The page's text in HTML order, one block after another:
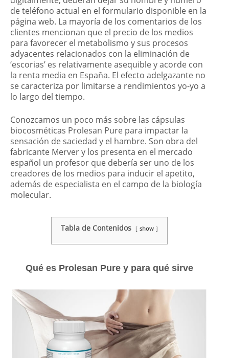
de teléfono actual en el formulario disponible en la
página web. La mayoría de los comentarios de los
clientes mencionan que el precio de los medios
para favorecer el metabolismo y sus procesos
adyacentes relacionados con la eliminación de
‘escorias’ es relativamente asequible y acorde con
la renta media en España. El efecto adelgazante no
se caracteriza por limitarse a rendimientos yo-yo a
lo largo del tiempo.
Conozcamos un poco más sobre las cápsulas
biocosméticas Prolesan Pure para impactar la
sensación de saciedad y el hambre. Son obra del
fabricante Merver y los presenta en el mercado
español un profesor que debería ser uno de los
creadores de los medios para inducir el apetito,
además de especialista en el campo de la biología
molecular.
Tabla de Contenidos show
Qué es Prolesan Pure y para qué sirve